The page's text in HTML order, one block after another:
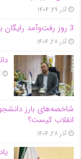
آذر ۲۹, ۱۴۰۴
3 روز رفت‌وآمد رایگان بانوان در خطوط اتوبوسرانی شهری کرج
آذر ۲۸, ۱۴۰۴
شاخصه‌های بارز
انقلاب کیست؟
آذر ۲۸, ۱۴۰۴